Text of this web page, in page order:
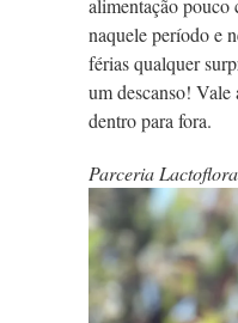
alimentação pouco
naquele período e
férias qualquer
um descanso! Vale
dentro para fora.
Parceria Lactoflora